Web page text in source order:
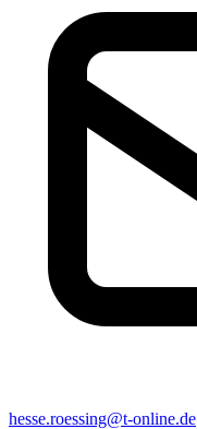
hesse.roessing@t-online.de